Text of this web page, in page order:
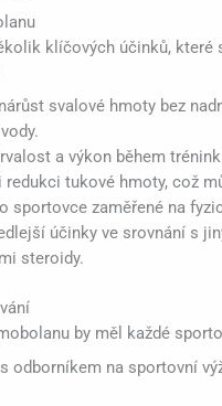
klíčových účinků, které
svalové hmoty bez
a výkon během
redukci tukové hmoty, což
sportovce zaměřené na
účinky ve srovnání s
steroidy.
by měl každé
odborníkem na sportovní